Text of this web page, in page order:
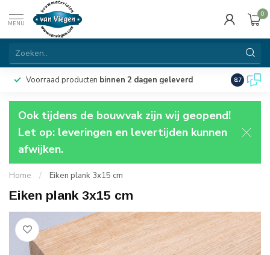
MENU
0
Voorraad producten binnen 2 dagen geleverd 8.7
Ook tijdens de bouwvak zijn wij geopend!
Let op: leveringen en levertijden kunnen
afwijken.
Home / Eiken plank 3x15 cm
Eiken plank 3x15 cm